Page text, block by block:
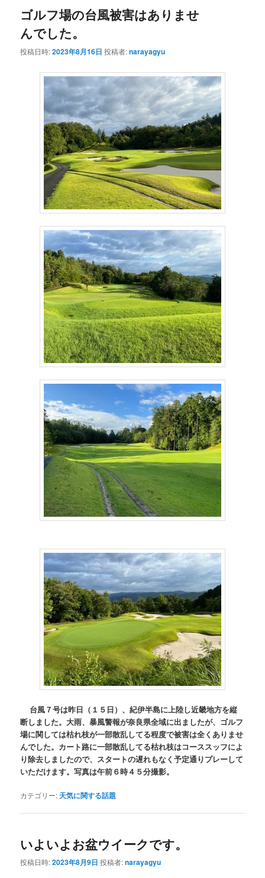
ゴルフ場の台風被害はありませ
んでした。
投稿日時:2023年8月16日 投稿者:narayagyu
台風７号は昨日（１５日）、紀伊半島に上陸し近畿地方を縦
断しました。大雨、暴風警報が奈良県全域に出ましたが、ゴルフ
場に関しては枯れ枝が一部散乱してる程度で被害は全くありませ
んでした。カート路に一部散乱してる枯れ枝はコーススッフによ
り除去しましたので、スタートの遅れもなく予定通りプレーして
いただけます。写真は午前６時４５分撮影。
カテゴリー: 天気に関する話題
いよいよお盆ウイークです。
投稿日時:2023年8月9日 投稿者:narayagyu